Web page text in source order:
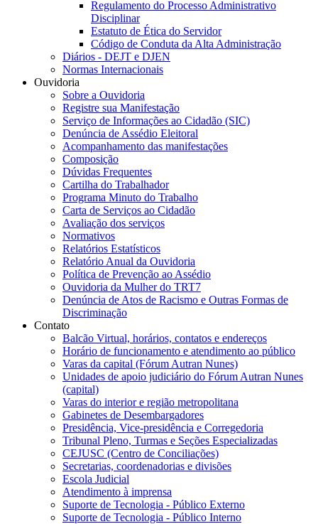
Regulamento do Processo Administrativo
Disciplinar
Estatuto de Ética do Servidor
Código de Conduta da Alta Administração
Diários - DEJT e DJEN
Normas Internacionais
Ouvidoria
Sobre a Ouvidoria
Registre sua Manifestação
Serviço de Informações ao Cidadão (SIC)
Denúncia de Assédio Eleitoral
Acompanhamento das manifestações
Composição
Dúvidas Frequentes
Cartilha do Trabalhador
Programa Minuto do Trabalho
Carta de Serviços ao Cidadão
Avaliação dos serviços
Normativos
Relatórios Estatísticos
Relatório Anual da Ouvidoria
Política de Prevenção ao Assédio
Ouvidoria da Mulher do TRT7
Denúncia de Atos de Racismo e Outras Formas de
Discriminação
Contato
Balcão Virtual, horários, contatos e endereços
Horário de funcionamento e atendimento ao público
Varas da capital (Fórum Autran Nunes)
Unidades de apoio judiciário do Fórum Autran Nunes
(capital)
Varas do interior e região metropolitana
Gabinetes de Desembargadores
Presidência, Vice-presidência e Corregedoria
Tribunal Pleno, Turmas e Seções Especializadas
CEJUSC (Centro de Conciliações)
Secretarias, coordenadorias e divisões
Escola Judicial
Atendimento à imprensa
Suporte de Tecnologia - Público Externo
Suporte de Tecnologia - Público Interno